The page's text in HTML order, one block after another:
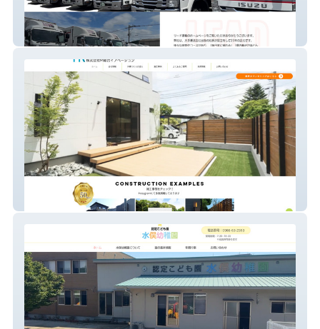
有限会社リード運輸
株式会社Ｍ総合イノベーション